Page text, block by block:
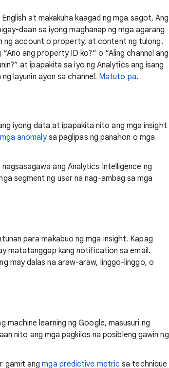
at makakuha kaagad ng mga sagot. Ang
daan sa iyong maghanap ng mga agarang
ng account o property, at content ng tulong.
ang property ID ko?” o “Aling channel ang
at ipapakita sa iyo ng Analytics ang isang
layunin ayon sa channel. Matuto pa.
iyong data at ipapakita nito ang mga insight
mga anomalysa paglipas ng panahon o mga
ang Analytics Intelligence ng
segment ng user na nag-ambag sa mga
para makabuo ng mga insight. Kapag
matatanggap kang notification sa email.
may dalas na araw-araw, linggo-linggo, o
machine learning ng Google, masusuri ng
nito ang mga pagkilos na posibleng gawin ng
gamit angmga predictive metric sa technique